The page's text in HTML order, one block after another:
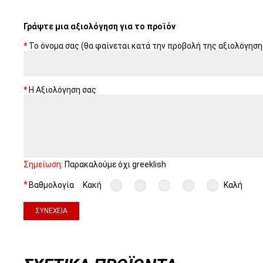
Γράψτε μια αξιολόγηση για το προϊόν
Το όνομα σας (θα φαίνεται κατά την προβολή της
Η Αξιολόγηση σας
Σημείωση: Παρακαλούμε όχι greeklish
Βαθμολογία Κακή Καλή
ΣΥΝΈΧΕΙΑ